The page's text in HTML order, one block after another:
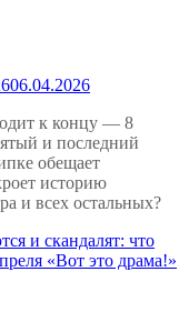
06.04.2026
к концу — 8
и последний
обещает
историю
и всех остальных?